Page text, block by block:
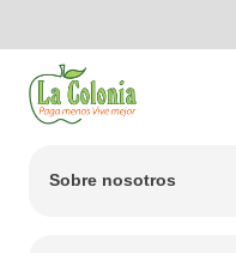
Sobre nosotros